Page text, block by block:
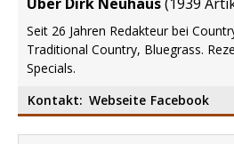
Seit 26 Jahren Redakteur bei
Traditional Country, Bluegrass.
Specials.
Kontakt: Webseite Facebook